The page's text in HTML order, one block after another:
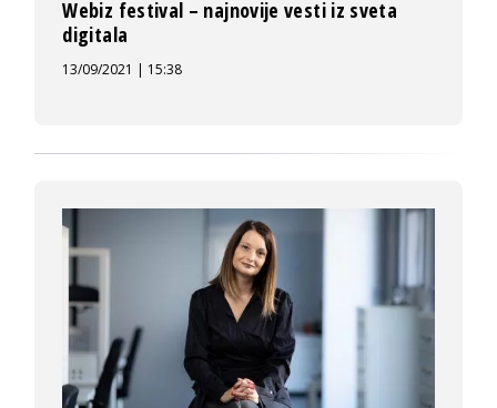
Webiz festival – najnovije vesti iz sveta
digitala
13/09/2021 | 15:38